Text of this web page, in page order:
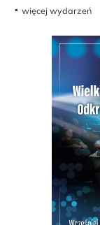
więcej wydarzeń